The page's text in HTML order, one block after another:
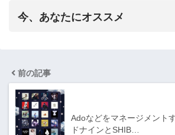
今、あなたにオススメ
前の記事
Adoなどをマネージメント
ドナインとSHIB…